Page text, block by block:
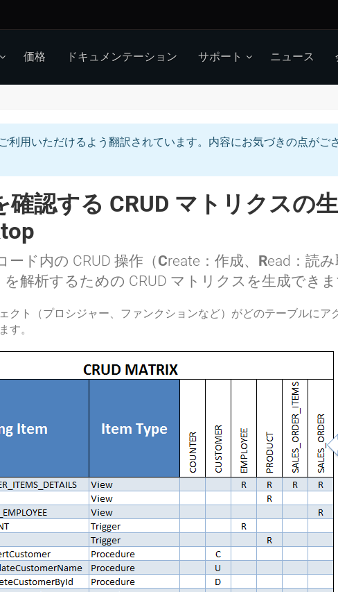
価格 ドキュメンテーション サポート ニュース
利用いただけるよう翻訳されています。内容にお気づきの点がご
確認する CRUD マトリクスの
ード内の CRUD 操作（Create：作成、 Read：読み
を解析するための CRUD マトリクスを生成できま
クト（プロシジャー、ファンクションなど）がどのテーブルにア
す。